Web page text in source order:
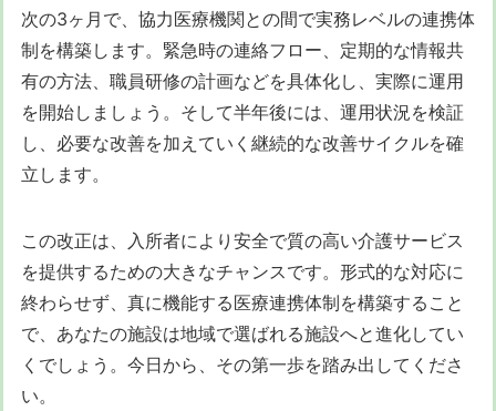
次の3ヶ月で、協力医療機関との間で実務レベルの連携体
制を構築します。緊急時の連絡フロー、定期的な情報共
有の方法、職員研修の計画などを具体化し、実際に運用
を開始しましょう。そして半年後には、運用状況を検証
し、必要な改善を加えていく継続的な改善サイクルを確
立します。
この改正は、入所者により安全で質の高い介護サービス
を提供するための大きなチャンスです。形式的な対応に
終わらせず、真に機能する医療連携体制を構築すること
で、あなたの施設は地域で選ばれる施設へと進化してい
くでしょう。今日から、その第一歩を踏み出してくださ
い。